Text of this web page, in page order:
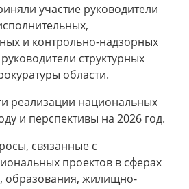
участие руководители
и контрольно-надзорных
структурных
области.
реализации национальных
и перспективы на 2026 год.
связанные с
проектов в сферах
образования, жилищно-